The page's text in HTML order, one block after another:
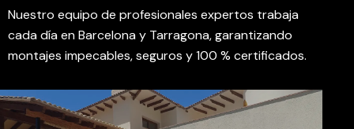
Nuestro equipo de profesionales expertos trabaja
cada día en Barcelona y Tarragona, garantizando
montajes impecables, seguros y 100 % certificados.